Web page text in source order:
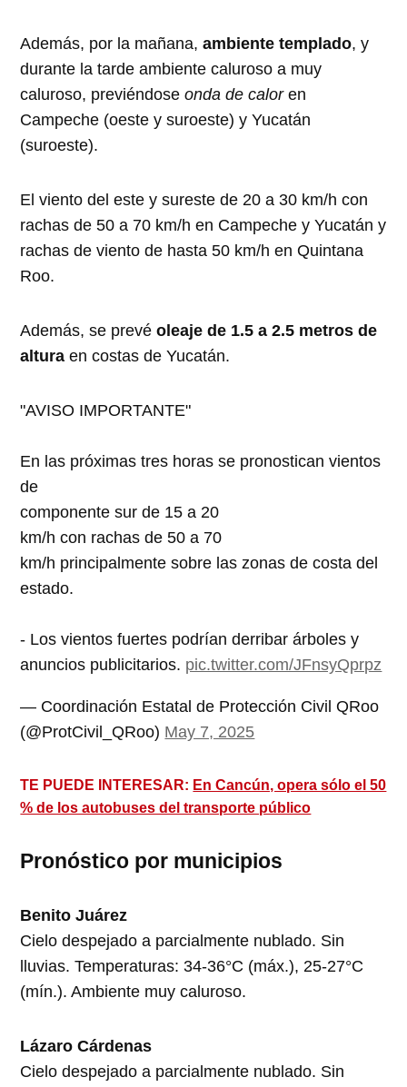
Además, por la mañana,ambiente templado, y
durante la tarde ambiente caluroso a muy
caluroso, previéndoseonda de caloren
Campeche (oeste y suroeste) y Yucatán
(suroeste).
El viento del este y sureste de 20 a 30 km/h con
rachas de 50 a 70 km/h en Campeche y Yucatán y
rachas de viento de hasta 50 km/h en Quintana
Roo.
Además, se prevéoleaje de 1.5 a 2.5 metros de
alturaen costas de Yucatán.
"AVISO IMPORTANTE"
En las próximas tres horas se pronostican vientos
de
componente sur de 15 a 20
km/h con rachas de 50 a 70
km/h principalmente sobre las zonas de costa del
estado.
- Los vientos fuertes podrían derribar árboles y
anuncios publicitarios. pic.twitter.com/JFnsyQprpz
— Coordinación Estatal de Protección Civil QRoo
(@ProtCivil_QRoo) May 7, 2025
TE PUEDE INTERESAR: En Cancún, opera sólo el 50
% de los autobuses del transporte público
Pronóstico por municipios
Benito Juárez
Cielo despejado a parcialmente nublado. Sin
lluvias. Temperaturas: 34-36°C (máx.), 25-27°C
(mín.). Ambiente muy caluroso.
Lázaro Cárdenas
Cielo despejado a parcialmente nublado. Sin